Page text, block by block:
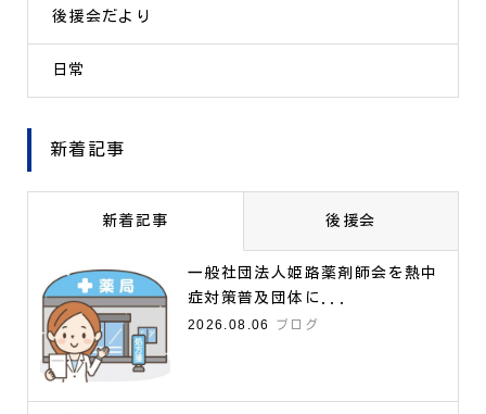
後援会だより
日常
新着記事
新着記事 後援会
一般社団法人姫路薬剤師会を熱中
症対策普及団体に...
2026.08.06
ブログ